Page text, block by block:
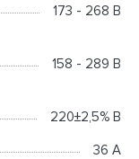
173 - 268 В
158 - 289 В
220±2,5% В
36 А